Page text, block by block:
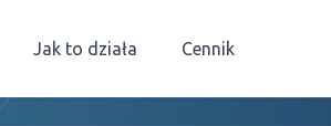
Jak to działa Cennik